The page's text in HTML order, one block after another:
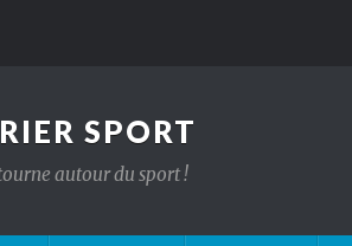
SPORT
autour du sport !